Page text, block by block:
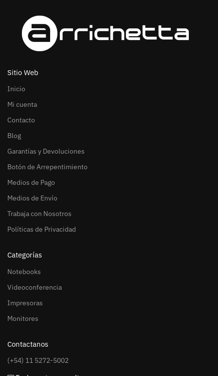
Sitio Web
Inicio
Mi cuenta
Contacto
Blog
Garantías y Devoluciones
Botón de Arrepentimiento
Medios de Pago
Medios de Envío
Trabaja con Nosotros
Políticas de Privacidad
Categorías
Notebooks
Videoconferencia
Impresoras
Monitores
Contactanos
(+54) 11 5272-5002